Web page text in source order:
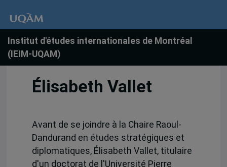
Institut d'études internationales de Montréal
(IEIM-UQAM)
Élisabeth Vallet
Avant de se joindre à la Chaire Raoul-
Dandurand en études stratégiques et
diplomatiques, Élisabeth Vallet, titulaire
d'un doctorat de l'Université Pierre